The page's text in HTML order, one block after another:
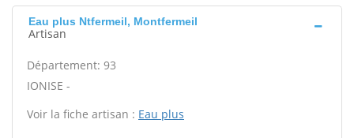
Eau plus Ntfermeil, Montfermeil
Artisan
Département: 93
IONISE -
Voir la fiche artisan : Eau plus